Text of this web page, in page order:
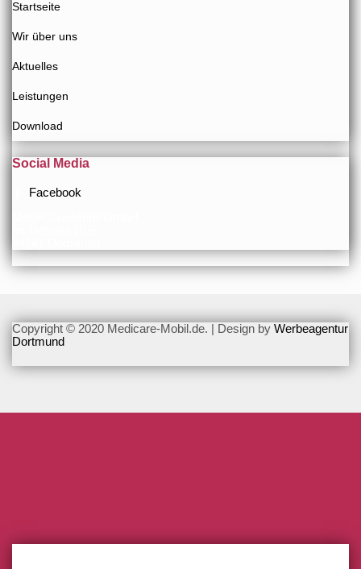
Startseite
Wir über uns
Aktuelles
Leistungen
Download
Social Media
Facebook
Copyright © 2020 Medicare-Mobil.de. | Design by Werbeagentur
Dortmund